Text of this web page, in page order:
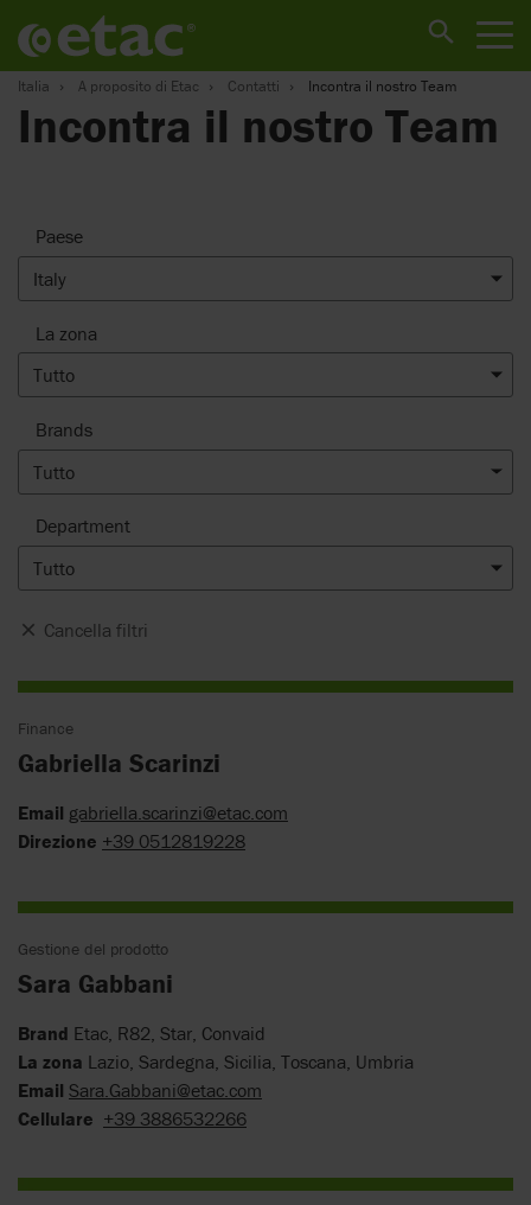
Italia A proposito di Etac Contatti Incontra il nostro Team
Incontra il nostro Team
Paese
Italy
La zona
Tutto
Brands
Tutto
Department
Tutto
Cancella filtri
Finance
Gabriella Scarinzi
Email gabriella.scarinzi@etac.com
Direzione +39 0512819228
Gestione del prodotto
Sara Gabbani
Brand Etac, R82, Star, Convaid
La zona Lazio, Sardegna, Sicilia, Toscana, Umbria
Email Sara.Gabbani@etac.com
Cellulare +39 3886532266